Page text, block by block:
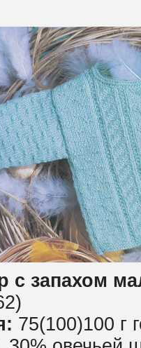
с запахом
75(100)100 г